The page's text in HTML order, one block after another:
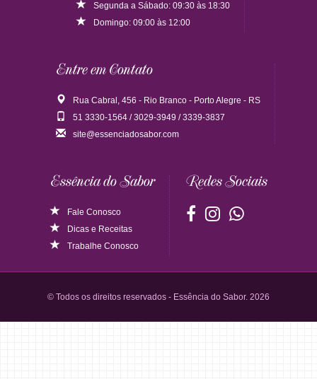
Segunda a Sábado: 09:30 às 18:30
Domingo: 09:00 às 12:00
Entre em Contato
Rua Cabral, 456 - Rio Branco - Porto Alegre - RS
51 3330-1564 / 3029-3949 / 3339-3837
site@essenciadosabor.com
Essência do Sabor
Fale Conosco
Dicase Receitas
Trabalhe Conosco
Redes Sociais
© Todos os direitos reservados - Essência do Sabor. 2026